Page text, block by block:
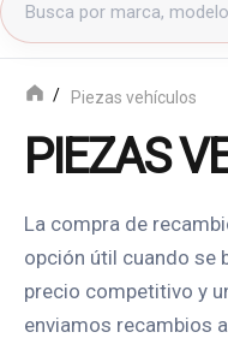
Piezas vehículos
PIEZAS
La compra de
opción útil cuando se
precio competitivo y
enviamos recambios